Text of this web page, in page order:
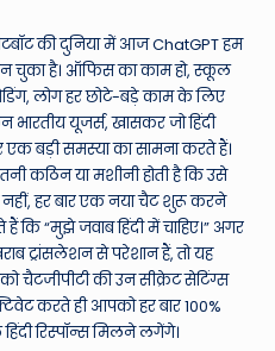
की दुनिया में आज ChatGPT हम
चुका है। ऑफिस का काम हो, स्कूल
लोग हर छोटे-बड़े काम के लिए
यूजर्स, खासकर जो हिंदी
बड़ी समस्या का सामना करते हैं।
कठिन या मशीनी होती है कि उसे
नहीं, हर बार एक नया चैट शुरू करने
हैं कि “मुझे जवाब हिंदी में चाहिए।” अगर
ट्रांसलेशन से परेशान हैं, तो यह
की उन सीक्रेट सेटिंग्स
करते ही आपको हर बार 100%
रिस्पॉन्स मिलने लगेंगे।